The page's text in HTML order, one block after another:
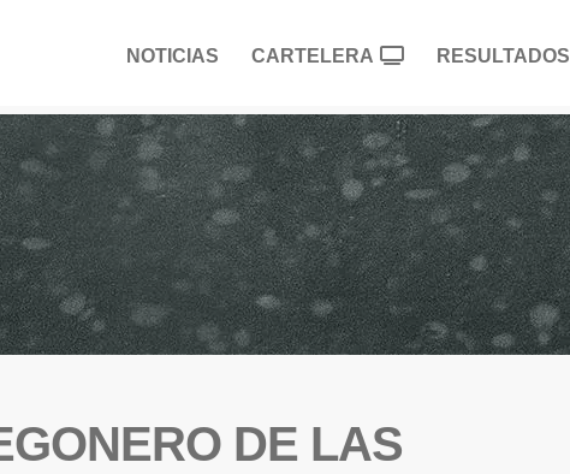
NOTICIAS CARTELERA RESULTADOS
DE LAS